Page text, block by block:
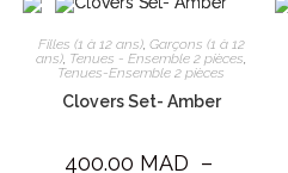
Filles (1 à 12 ans), Garçons (1 à 12
ans), Tenues - Ensemble 2 pièces,
Tenues-Ensemble 2 pièces
Clovers Set- Amber
400.00 MAD –